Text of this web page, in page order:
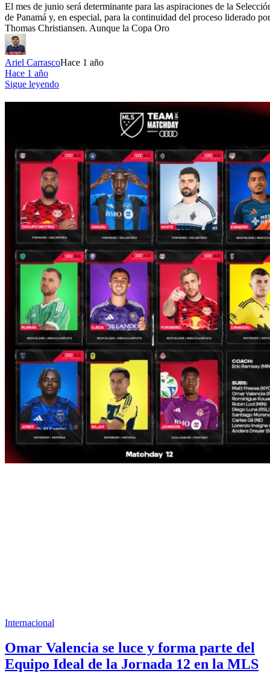
El mes de junio será determinante para las aspiraciones de la
de Panamá y, en especial, para la continuidad del proceso liderado por
Thomas Christiansen. Aunque la Copa Oro
Ariel CarrascoHace 1 año
Hace 1 año
Sigue leyendo
Internacional
Omar Valencia se luce y forma parte del
Equipo Ideal de la Jornada 12 en la MLS